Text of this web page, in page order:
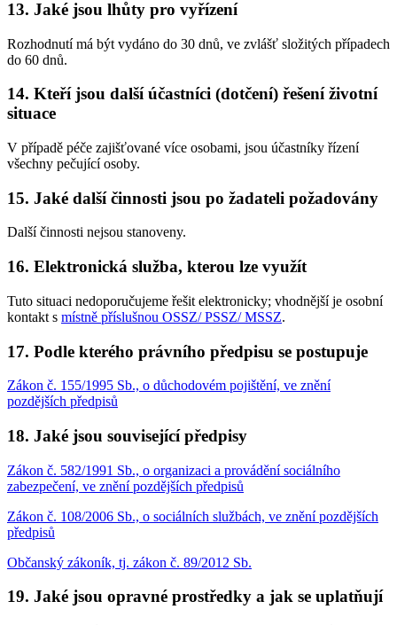
13. Jaké jsou lhůty pro vyřízení
Rozhodnutí má být vydáno do 30 dnů, ve zvlášť složitých případech
do 60 dnů.
14. Kteří jsou další účastníci (dotčení) řešení životní
situace
V případě péče zajišťované více osobami, jsou účastníky řízení
všechny pečující osoby.
15. Jaké další činnosti jsou po žadateli požadovány
Další činnosti nejsou stanoveny.
16. Elektronická služba, kterou lze využít
Tuto situaci nedoporučujeme řešit elektronicky; vhodnější je osobní
kontakt s místně příslušnou OSSZ/ PSSZ/ MSSZ.
17. Podle kterého právního předpisu se postupuje
Zákon č. 155/1995 Sb., o důchodovém pojištění, ve znění
pozdějších předpisů
18. Jaké jsou související předpisy
Zákon č. 582/1991 Sb., o organizaci a provádění sociálního
zabezpečení, ve znění pozdějších předpisů
Zákon č. 108/2006 Sb., o sociálních službách, ve znění pozdějších
předpisů
Občanský zákoník, tj. zákon č. 89/2012 Sb.
19. Jaké jsou opravné prostředky a jak se uplatňují